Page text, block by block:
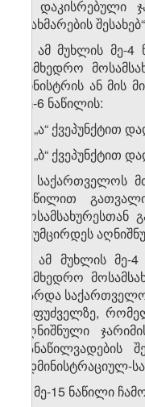
ბ) დაკისრებული
დახმარების
7. ამ მუხლის მე-
სამხედრო
მინისტრის ან
მე-6 ნაწილის:
ა) „ა“
ბ) „ბ“
8. საქართველოს
ნაწილით
შეუმცირდეს
9. ამ მუხლის მე-
სამხედრო
გარდა
საფუძველზე,
აღნიშნული
ადმინისტრაციულ-
ბ) მე-15 ნაწილი